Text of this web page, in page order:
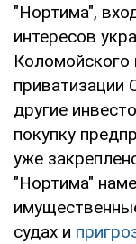
"Нортима",
интересов
Коломойского
приватизации
другие
покупку
уже
"Нортима"
судах и